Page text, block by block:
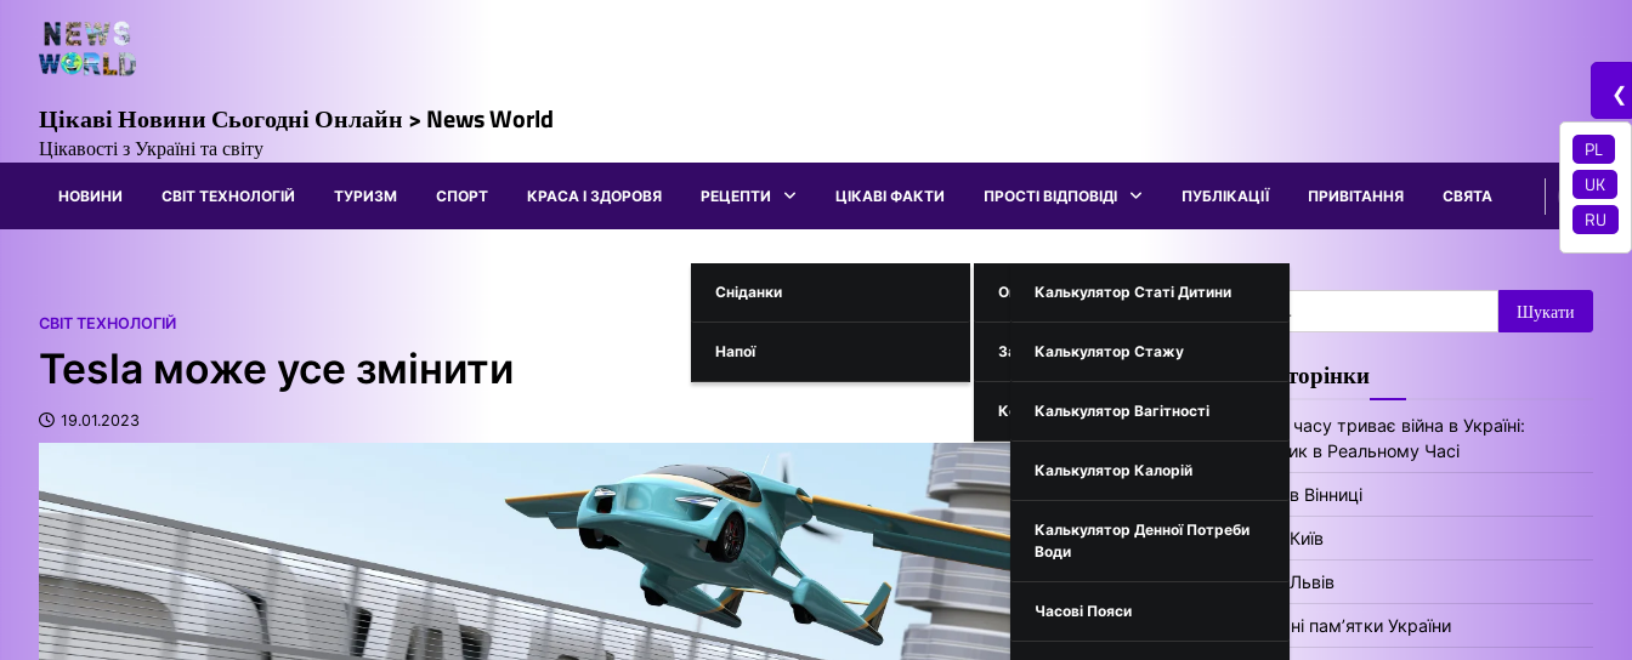
вмісту
Цікаві Новини Сьогодні Онлайн > News World
Цікавості з Україні та світу
НОВИНИ СВІТ ТЕХНОЛОГІЙ ТУРИЗМ СПОРТ КРАСА І ЗДОРОВЯ РЕЦЕПТИ
Сніданки
Напої
ЦІКАВІ ФАКТИ ПРОСТІ ВІДПОВІДІ
Онлайн Інструменти
Калькулятор Статі Дитини
Калькулятор Стажу
Калькулятор Вагітності
Калькулятор Калорій
Калькулятор Денної Потреби
Води
Часові Пояси
Загадки
Коди Телефонів України
ПУБЛІКАЦІЇ ПРИВІТАННЯ СВЯТА
СВІТ ТЕХНОЛОГІЙ
Tesla може усе змінити
19.01.2023
Пошук:
Цікаві сторінки
Скільки часу триває війна в Україні:
Лічильник в Реальному Часі
Погода в Вінниці
Погода Київ
Погода Львів
Культурні пам’ятки України
❮
PL
UK
RU